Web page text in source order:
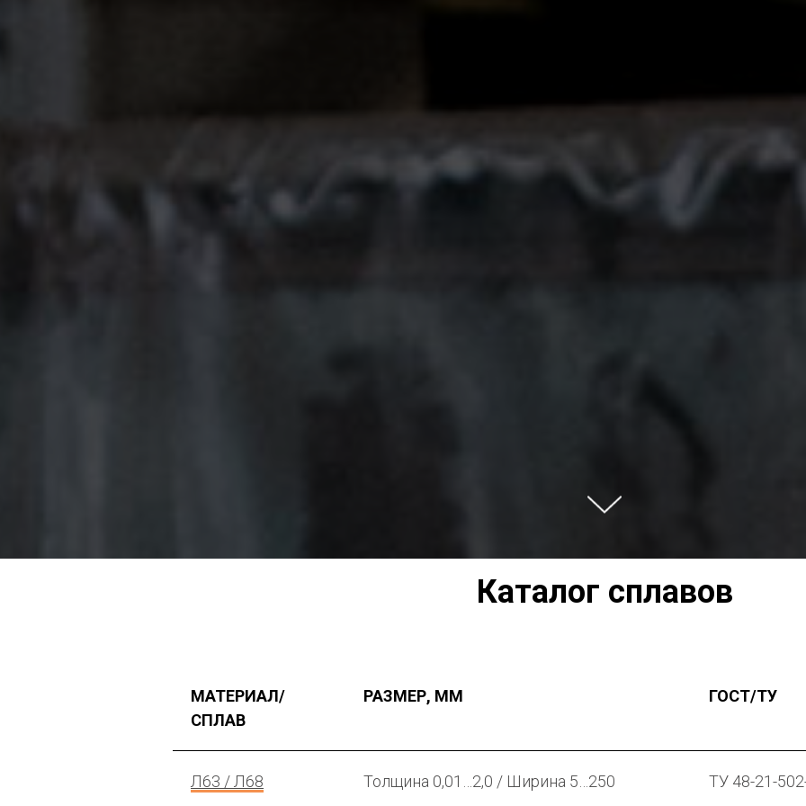
Каталог сплавов
МАТЕРИАЛ/
СПЛАВ
РАЗМЕР, ММ ГОСТ/ТУ
Л63 / Л68 Толщина 0,01…2,0 / Ширина 5…250 ТУ 48-21-